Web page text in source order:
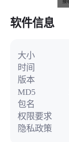
软件信息
大小
时间
版本
MD5
包名
权限要求
隐私政策